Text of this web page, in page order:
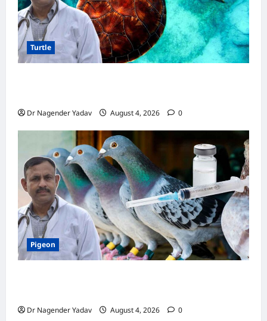
Turtle
Dr Nagender Yadav August 4, 2026 0
Pigeon
Dr Nagender Yadav August 4, 2026 0